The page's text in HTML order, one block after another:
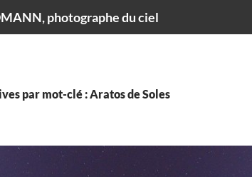
photographe du ciel
par mot-clé : Aratos de Soles